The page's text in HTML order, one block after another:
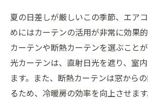
夏の日差しが厳しいこの季節、エア
めにはカーテンの活用が非常に効果
カーテンや断熱カーテンを選ぶこと
光カーテンは、直射日光を遮り、室
ます。また、断熱カーテンは窓から
るため、冷暖房の効率を向上させま